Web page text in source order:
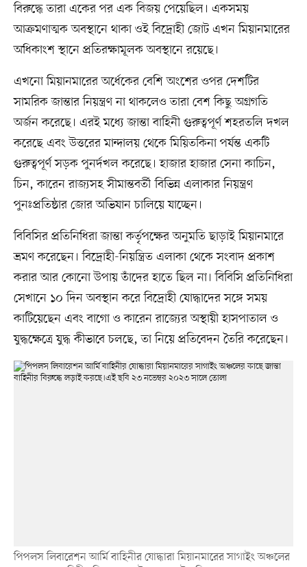
বিরুদ্ধে তারা একের পর এক বিজয় পেয়েছিল। একসময়
আক্রমণাত্মক অবস্থানে থাকা ওই বিদ্রোহী জোট এখন মিয়ানমারের
অধিকাংশ স্থানে প্রতিরক্ষামূলক অবস্থানে রয়েছে।
এখনো মিয়ানমারের অর্ধেকের বেশি অংশের ওপর দেশটির
সামরিক জান্তার নিয়ন্ত্রণ না থাকলেও তারা বেশ কিছু অগ্রগতি
অর্জন করেছে। এরই মধ্যে জান্তা বাহিনী গুরুত্বপূর্ণ শহরতলি দখল
করেছে এবং উত্তরের মান্দালয় থেকে মিয়িতকিনা পর্যন্ত একটি
গুরুত্বপূর্ণ সড়ক পুনর্দখল করেছে। হাজার হাজার সেনা কাচিন,
চিন, কারেন রাজ্যসহ সীমান্তবর্তী বিভিন্ন এলাকার নিয়ন্ত্রণ
পুনঃপ্রতিষ্ঠার জোর অভিযান চালিয়ে যাচ্ছেন।
বিবিসির প্রতিনিধিরা জান্তা কর্তৃপক্ষের অনুমতি ছাড়াই মিয়ানমারে
ভ্রমণ করেছেন। বিদ্রোহী-নিয়ন্ত্রিত এলাকা থেকে সংবাদ প্রকাশ
করার আর কোনো উপায় তাঁদের হাতে ছিল না। বিবিসি প্রতিনিধিরা
সেখানে ১০ দিন অবস্থান করে বিদ্রোহী যোদ্ধাদের সঙ্গে সময়
কাটিয়েছেন এবং বাগো ও কারেন রাজ্যের অস্থায়ী হাসপাতাল ও
যুদ্ধক্ষেত্রে যুদ্ধ কীভাবে চলছে, তা নিয়ে প্রতিবেদন তৈরি করেছেন।
পিপলস লিবারেশন আর্মি বাহিনীর যোদ্ধারা মিয়ানমারের সাগাইং অঞ্চলের